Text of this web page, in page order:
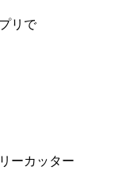
リで
ーカッター